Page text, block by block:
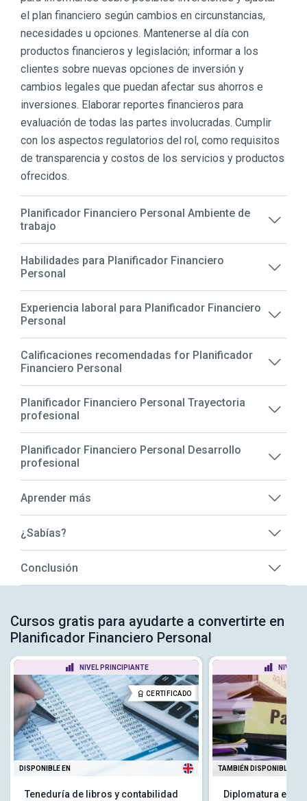
el plan financiero según cambios en circunstancias,
necesidades u opciones. Mantenerse al día con
productos financieros y legislación; informar a los
clientes sobre nuevas opciones de inversión y
cambios legales que puedan afectar sus ahorros e
inversiones. Elaborar reportes financieros para
evaluación de todas las partes involucradas. Cumplir
con los aspectos regulatorios del rol, como requisitos
de transparencia y costos de los servicios y productos
ofrecidos.
Planificador Financiero Personal Ambiente de
trabajo
Habilidades para Planificador Financiero
Personal
Experiencia laboral para Planificador Financiero
Personal
Calificaciones recomendadas for Planificador
Financiero Personal
Planificador Financiero Personal Trayectoria
profesional
Planificador Financiero Personal Desarrollo
profesional
Aprender más
¿Sabías?
Conclusión
Cursos gratis para ayudarte a convertirte en
Planificador Financiero Personal
NIVEL PRINCIPIANTE
CERTIFICADO
DISPONIBLE EN
Teneduría de libros y contabilidad
NIVEL
TAMBIÉN DISPONIBLE EN
Diplomatura en